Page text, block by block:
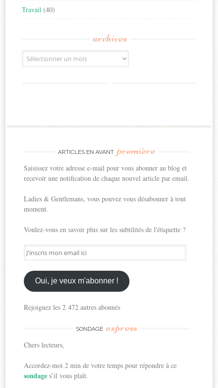
Travail (40)
archives
Archives
ARTICLES EN AVANT première
Saisissez votre adresse e-mail pour vous abonner au blog et
recevoir une notification de chaque nouvel article par email.
Ladies & Gentlemans, vous pouvez vous désabonner à tout
moment.
Voulez-vous en savoir plus sur les subtilités de l'étiquette ?
J'inscris
mon
email
ici
Oui, je veux m'abonner !
Rejoignez les 2 472 autres abonnés
SONDAGE express
Chers lecteurs,
Accordez-moi 2 min de votre temps pour répondre à ce
sondages’il vous plaît.